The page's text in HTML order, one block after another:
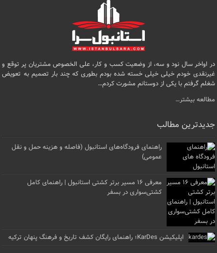
در اواخر سال نود و سه، از وضعیت کسب و کار، علی الخصوص مشتریان پر توقع و
غیرنقدی خودم خیلی خیلی خسته شده بودم بطوری که چند بار تصمیم به تعویض
شغلم گرفتم با یکی از دوستانم مشورت کردم…
مطالعه بیشتر…
جدیدترین مطالب
راهنمای فرودگاه‌های استانبول (فاصله و هزینه حمل و نقل
عمومی)
معرفی ۱۶ مسیر برتر کشتی استانبول | راهنمای کامل
کشتی‌سواری در بسفر
اپلیکیشن KarDes؛ راهنمای رایگان کشف تاریخ و فرهنگ پنهان ترکیه